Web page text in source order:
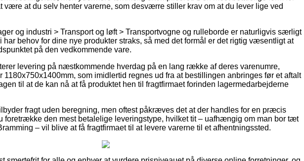
være at du selv henter varerne, som desværre stiller krav om at du lever lige ved
og industri > Transport og løft > Transportvogne og rulleborde er naturligvis særligt
har behov for dine nye produkter straks, så med det formål er det rigtig væsentligt at
på den vedkommende vare.
levering på næstkommende hverdag på en lang række af deres varenumre,
1180x750x1400mm, som imidlertid regnes ud fra at bestillingen anbringes før et aftalt
til at de kan nå at få produktet hen til fragtfirmaet forinden lagermedarbejderne
fragt uden beregning, men oftest påkræves det at der handles for en præcis
foretrække den mest betalelige leveringstype, hvilket tit – uafhængig om man bor tæt
– vil blive at få fragtfirmaet til at levere varerne til et afhentningssted.